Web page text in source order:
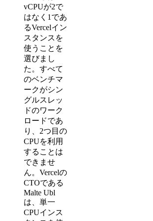
vCPUが2で
はなく1であ
るVercelイン
スタンスを
使うことを
選びまし
た。すべて
のベンチマ
ークがシン
グルスレッ
ドのワーク
ロードであ
り、2つ目の
CPUを利用
することは
できませ
ん。Vercelの
CTOである
Malte Ubl
は、単一
CPUインス